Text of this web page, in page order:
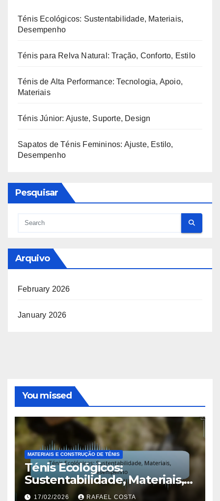
Ténis Ecológicos: Sustentabilidade, Materiais,
Desempenho
Ténis para Relva Natural: Tração, Conforto, Estilo
Ténis de Alta Performance: Tecnologia, Apoio,
Materiais
Ténis Júnior: Ajuste, Suporte, Design
Sapatos de Ténis Femininos: Ajuste, Estilo,
Desempenho
Pesquisar
Arquivo
February 2026
January 2026
You missed
MATERIAIS E CONSTRUÇÃO DE TÉNIS
Ténis Ecológicos:
Sustentabilidade, Materiais,
Desempenho
17/02/2026 RAFAEL COSTA